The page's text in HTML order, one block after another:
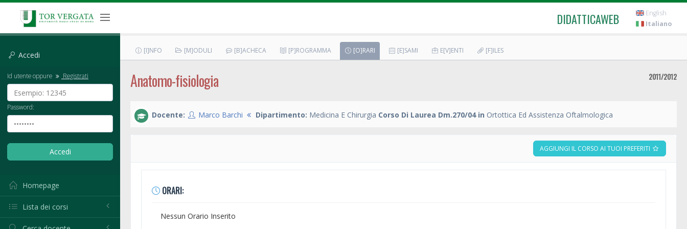
DIDATTICAWEB
English
Italiano
Accedi
Id utente oppure Registrati
Password:
Homepage
Lista dei corsi
[I]NFO [M]ODULI [B]ACHECA [P]ROGRAMMA [O]RARI [E]SAMI E[V]ENTI [F]ILES
Anatomo-fisiologia 2011/2012
Docente: Marco Barchi Dipartimento: Medicina E Chirurgia Corso Di Laurea Dm.270/04 in Ortottica Ed Assistenza Oftalmologica
AGGIUNGI IL CORSO AI TUOI PREFERITI
ORARI:
Nessun Orario Inserito